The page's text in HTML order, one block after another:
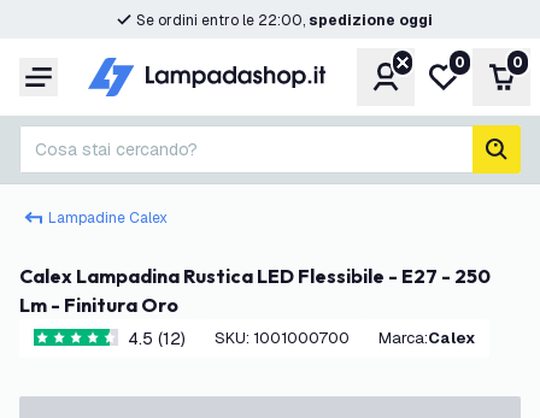
Se ordini entro le 22:00, spedizione oggi
Menu Account
Lista
0 0
Cosa stai cercando?
Lampadine Calex
Calex Lampadina Rustica LED Flessibile - E27 - 250
Lm - Finitura Oro
4.5 stelle di valutazione
4.5 (12) SKU: 1001000700 Marca: Calex